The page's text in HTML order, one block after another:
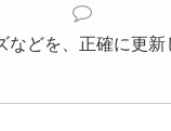
などを、正確に更新